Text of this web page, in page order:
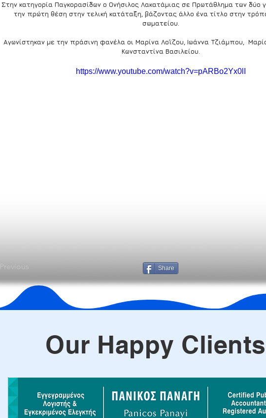
Στην κατηγορία Παγκορασίδων ο Ονήσιλος Λακατάμιας σε Πρωτάθλημα των δύο
την πρώτη θέση στην τελική κατάταξη, βάζοντας άλλο ένα τίτλο στην
σωματείου.
Αγωνίστηκαν με την πράσινη φανέλα οι Μαρίνα Λοΐζου, Ιωάννα Τζιάμπου,
Κωνσταντίνα Βασιλείου.
https://www.youtube.com/watch?v=pARBo2Yx0lI
Previous Share
Our Happy Clients